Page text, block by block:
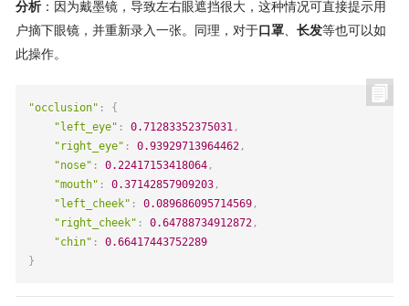
分析：因为戴墨镜，导致左右眼遮挡很大，这种情况可直接提示用
户摘下眼镜，并重新录入一张。同理，对于口罩、 长发等也可以如
此操作。
"occlusion" :
{
"left_eye" : 0.71283352375031 ,
"right_eye" : 0.93929713964462,
"nose" : 0.22417153418064,
"mouth" : 0.37142857909203,
"left_cheek" : 0.089686095714569,
"right_cheek" : 0.64788734912872,
"chin" :
0.66417443752289
}